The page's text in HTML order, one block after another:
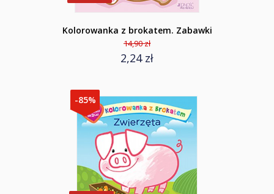
Kolorowanka z brokatem. Zabawki
14,90 zł
2,24 zł
-85%